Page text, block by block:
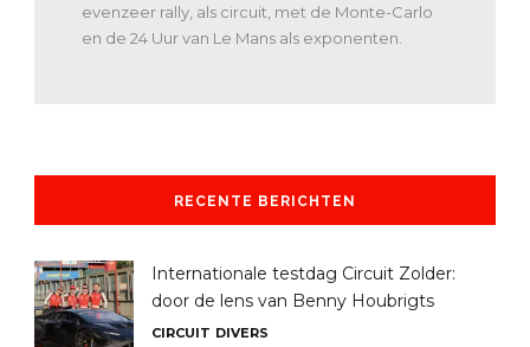
evenzeer rally, als circuit, met de Monte-Carlo
en de 24 Uur van Le Mans als exponenten.
RECENTE BERICHTEN
Internationale testdag Circuit Zolder:
door de lens van Benny Houbrigts
CIRCUIT DIVERS